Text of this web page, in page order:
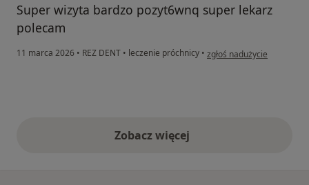
Super wizyta bardzo pozyt6wnq super lekarz
polecam
11 marca 2026 • REZ DENT • leczenie próchnicy • w opinii użytkownika G.D.
zgłoś nadużycie
Zobacz więcejopinie powyżej